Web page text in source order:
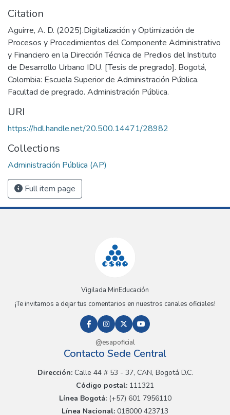
Citation
Aguirre, A. D. (2025).Digitalización y Optimización de
Procesos y Procedimientos del Componente Administrativo
y Financiero en la Dirección Técnica de Predios del Instituto
de Desarrollo Urbano IDU. [Tesis de pregrado]. Bogotá,
Colombia: Escuela Superior de Administración Pública.
Facultad de pregrado. Administración Pública.
URI
https://hdl.handle.net/20.500.14471/28982
Collections
Administración Pública (AP)
Full item page
Vigilada MinEducación
¡Te invitamos a dejar tus comentarios en nuestros canales oficiales!
@esapoficial
Contacto Sede Central
Dirección:Calle 44 # 53 - 37, CAN, Bogotá D.C.
Código postal: 111321
Línea Bogotá:(+57) 601 7956110
Línea Nacional: 018000 423713